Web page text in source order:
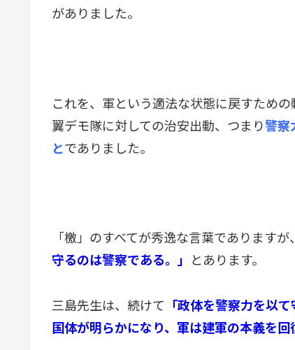
がありました。
これを、軍という適法な状態に戻すため
翼デモ隊に対しての治安出動、つまり警察
とでありました。
「檄」のすべてが秀逸な言葉であります
守るのは警察である。」 とあります。
三島先生は、続けて 「政体を警察力を以
国体が明らかになり、軍は建軍の本義を回